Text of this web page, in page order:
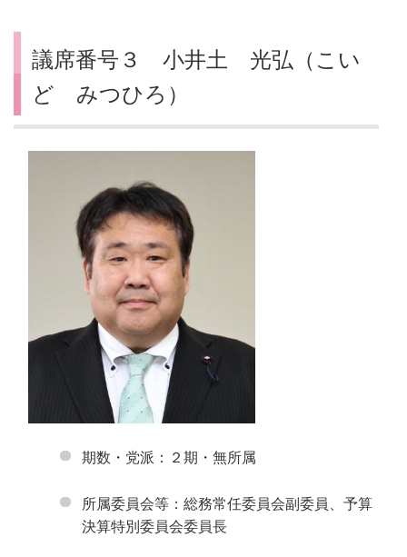
議席番号３ 小井土 光弘（こい
ど みつひろ）
期数・党派：２期・無所属
所属委員会等：総務常任委員会副委員、予算
決算特別委員会委員長